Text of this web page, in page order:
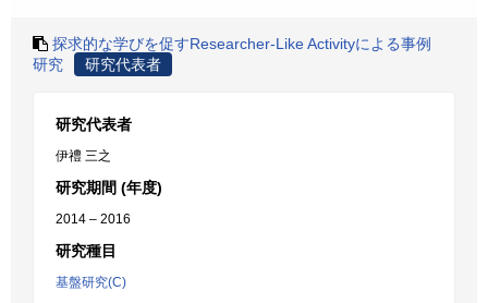
探求的な学びを促すResearcher-Like Activityによる事例
研究
研究代表者
研究代表者
伊禮 三之
研究期間 (年度)
2014 – 2016
研究種目
基盤研究(C)